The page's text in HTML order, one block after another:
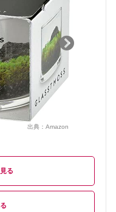
出典： Amazon